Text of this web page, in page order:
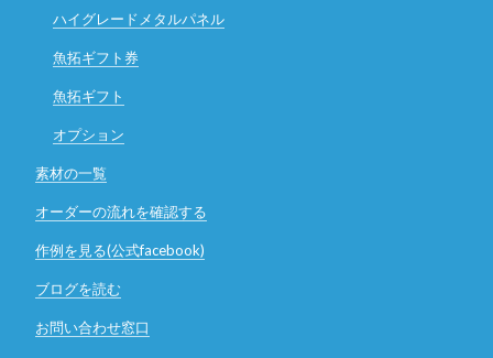
ハイグレードメタルパネル
魚拓ギフト券
魚拓ギフト
オプション
素材の一覧
オーダーの流れを確認する
作例を見る(公式facebook)
ブログを読む
お問い合わせ窓口